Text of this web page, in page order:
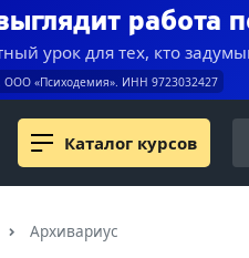
работа
урок для тех, кто
ООО «Психодемия». ИНН 9723032427
Каталог курсов
Архивариус